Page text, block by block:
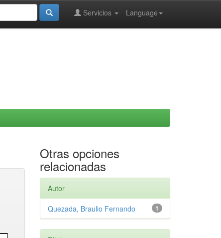
Language
Servicios
Otras opciones
relacionadas
Autor
1
Quezada, Braulio Fernando